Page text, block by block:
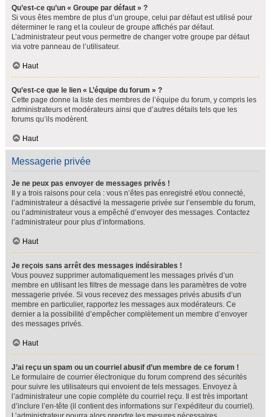
Qu’est-ce qu’un « Groupe par défaut » ?
Si vous êtes membre de plus d’un groupe, celui par défaut est utilisé pour
déterminer le rang et la couleur de groupe affichés par défaut.
L’administrateur peut vous permettre de changer votre groupe par défaut
via votre panneau de l’utilisateur.
Haut
Qu’est-ce que le lien « L’équipe du forum » ?
Cette page donne la liste des membres de l’équipe du forum, y compris les
administrateurs et modérateurs ainsi que d’autres détails tels que les
forums qu’ils modèrent.
Haut
Messagerie privée
Je ne peux pas envoyer de messages privés !
Il y a trois raisons pour cela : vous n’êtes pas enregistré et/ou connecté,
l’administrateur a désactivé la messagerie privée sur l’ensemble du forum,
ou l’administrateur vous a empêché d’envoyer des messages. Contactez
l’administrateur pour plus d’informations.
Haut
Je reçois sans arrêt des messages indésirables !
Vous pouvez supprimer automatiquement les messages privés d’un
membre en utilisant les filtres de message dans les paramètres de votre
messagerie privée. Si vous recevez des messages privés abusifs d’un
membre en particulier, rapportez les messages aux modérateurs. Ce
dernier a la possibilité d’empêcher complètement un membre d’envoyer
des messages privés.
Haut
J’ai reçu un spam ou un courriel abusif d’un membre de ce forum !
Le formulaire de courrier électronique du forum comprend des sécurités
pour suivre les utilisateurs qui envoient de tels messages. Envoyez à
l’administrateur une copie complète du courriel reçu. Il est très important
d’inclure l’en-tête (il contient des informations sur l’expéditeur du courriel).